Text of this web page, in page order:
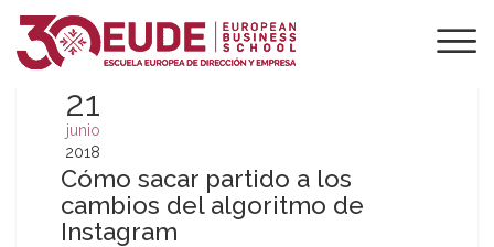
21
junio
2018
Cómo sacar partido a los
cambios del algoritmo de
Instagram